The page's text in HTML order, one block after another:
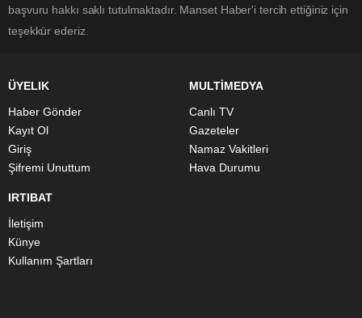
başvuru hakkı saklı tutulmaktadır. Manset Haber'i tercih ettiğiniz için
teşekkür ederiz.
ÜYELIK
Haber Gönder
Kayıt Ol
Giriş
Şifremi Unuttum
MULTİMEDYA
Canlı TV
Gazeteler
Namaz Vakitleri
Hava Durumu
IRTIBAT
İletişim
Künye
Kullanım Şartları